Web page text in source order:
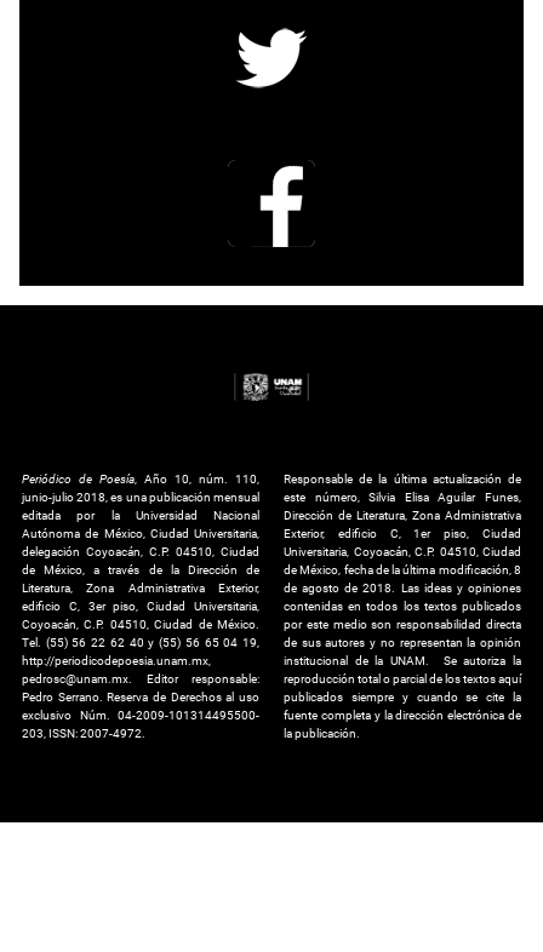
Periódico de Poesía , Año 10, núm. 110,
junio-julio 2018, es una publicación mensual
editada por la Universidad Nacional
Autónoma de México, Ciudad Universitaria,
delegación Coyoacán, C.P. 04510, Ciudad
de México, a través de la Dirección de
Literatura, Zona Administrativa Exterior,
edificio C, 3er piso, Ciudad Universitaria,
Coyoacán, C.P. 04510, Ciudad de México.
Tel. (55) 56 22 62 40 y (55) 56 65 04 19,
http://periodicodepoesia.unam.mx,
pedrosc@unam.mx. Editor responsable:
Pedro Serrano. Reserva de Derechos al uso
exclusivo Núm. 04-2009-101314495500-
203, ISSN: 2007-4972.
Responsable de la última actualización de
este número, Silvia Elisa Aguilar Funes,
Dirección de Literatura, Zona Administrativa
Exterior, edificio C, 1er piso, Ciudad
Universitaria, Coyoacán, C.P. 04510, Ciudad
de México, fecha de la última modificación, 8
de agosto de 2018. Las ideas y opiniones
contenidas en todos los textos publicados
por este medio son responsabilidad directa
de sus autores y no representan la opinión
institucional de la UNAM. Se autoriza la
reproducción total o parcial de los textos aquí
publicados siempre y cuando se cite la
fuente completa y la dirección electrónica de
la publicación.